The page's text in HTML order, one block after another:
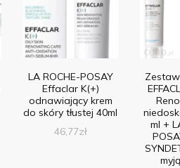
LA ROCHE-POSAY
Effaclar K(+)
odnawiający krem
do skóry tłustej 40ml
46,77zł
Zestaw
ml +